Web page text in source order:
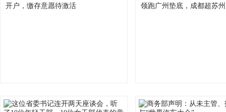
开户，缴存意愿待激活
领跑广州垫底，成都超苏州